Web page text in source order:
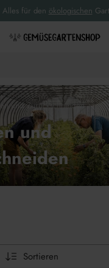
biologischenGarten im
und Zurückschneiden
und
Sortieren